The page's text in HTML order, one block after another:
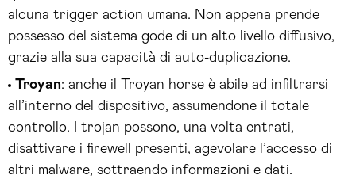
alcuna trigger action umana. Non appena prende
possesso del sistema gode di un alto livello diffusivo,
grazie alla sua capacità di auto-duplicazione.
Troyan: anche il Troyan horse è abile ad infiltrarsi
all’interno del dispositivo, assumendone il totale
controllo. I trojan possono, una volta entrati,
disattivare i firewell presenti, agevolare l’accesso di
altri malware, sottraendo informazioni e dati.